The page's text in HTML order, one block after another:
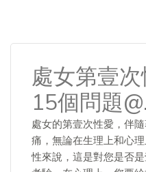
處女第壹
15個問題
處女的第壹次性愛，伴
痛，無論在生理上和心
性來說，這是對您是否